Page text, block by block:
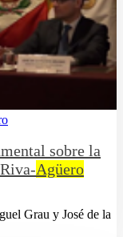
sobre la
Agüero
Grau y José de la